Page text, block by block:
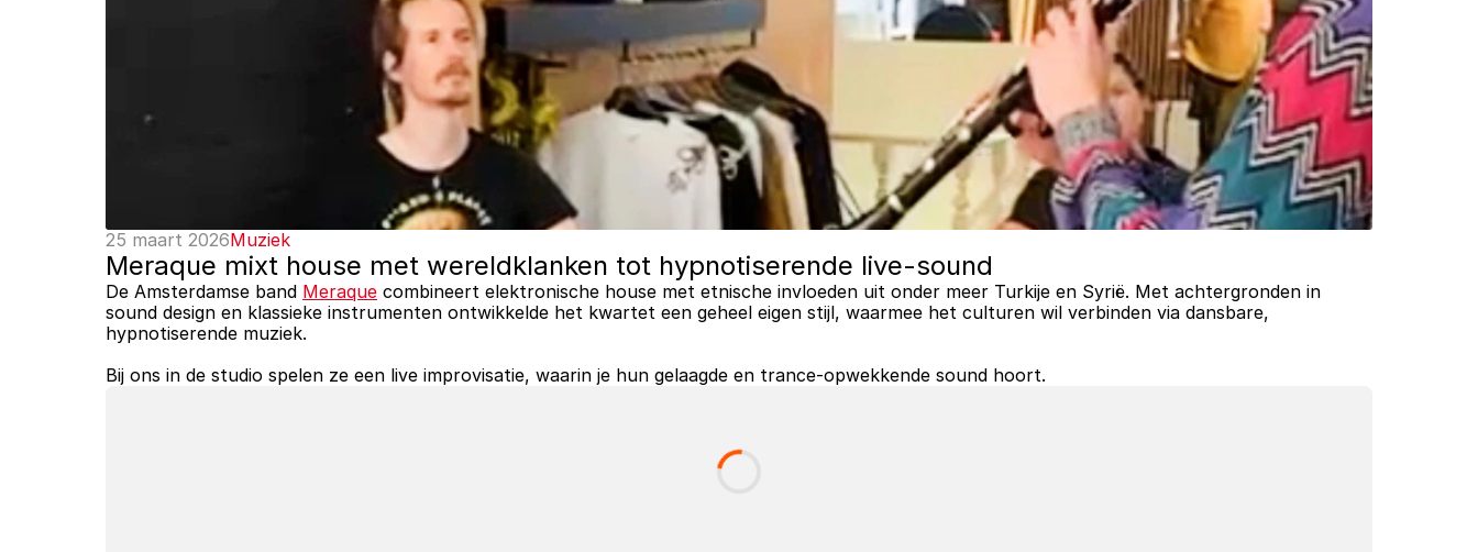
25 maart 2026Muziek
Meraque mixt house met wereldklanken tot hypnotiserende live-sound
De Amsterdamse band Meraque combineert elektronische house met etnische invloeden uit onder meer Turkije en Syrië. Met achtergronden in
sound design en klassieke instrumenten ontwikkelde het kwartet een geheel eigen stijl, waarmee het culturen wil verbinden via dansbare,
hypnotiserende muziek.
Bij ons in de studio spelen ze een live improvisatie, waarin je hun gelaagde en trance-opwekkende sound hoort.